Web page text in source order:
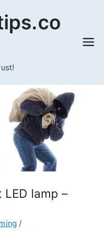
lamp –